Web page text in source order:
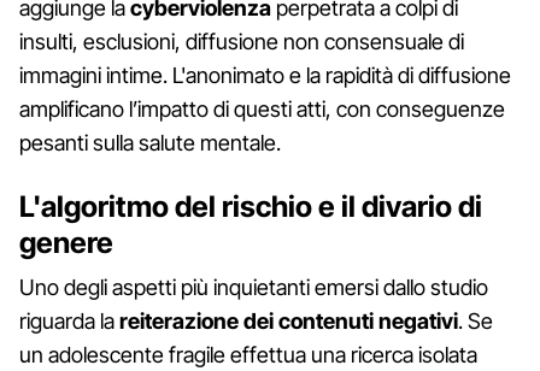
aggiunge lacyberviolenza perpetrata a colpi di
insulti, esclusioni, diffusione non consensuale di
immagini intime. L'anonimato e la rapidità di diffusione
amplificano l’impatto di questi atti, con conseguenze
pesanti sulla salute mentale.
L'algoritmo del rischio e il divario di
genere
Uno degli aspetti più inquietanti emersi dallo studio
riguarda lareiterazione dei contenuti negativi. Se
un adolescente fragile effettua una ricerca isolata